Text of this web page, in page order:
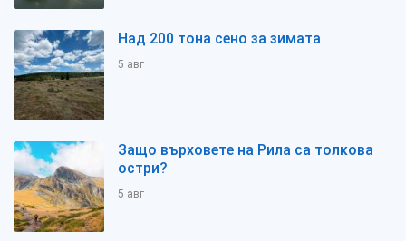
Над 200 тона сено за зимата
5 авг
Защо върховете на Рила са толкова
остри?
5 авг